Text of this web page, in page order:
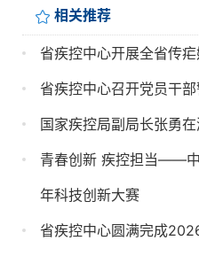
相关推荐
省疾控中心开展全省传
省疾控中心召开党员干
国家疾控局副局长张勇
青春创新 疾控担当——
年科技创新大赛
省疾控中心圆满完成